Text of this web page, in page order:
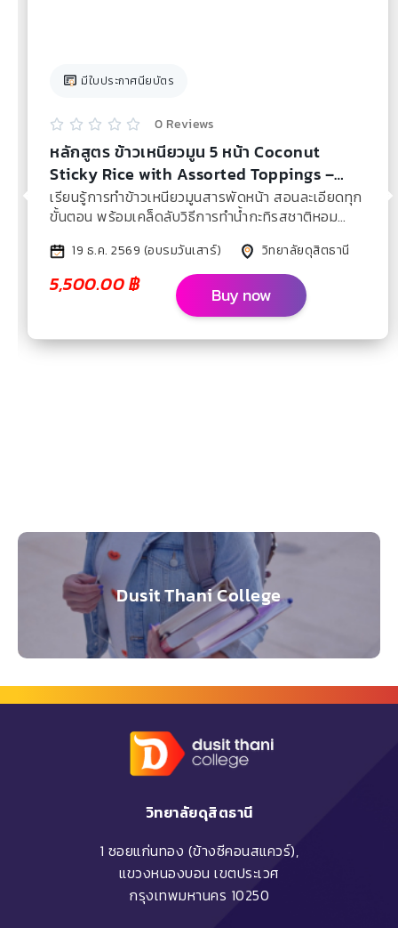
มีใบประกาศนียบัตร
     0 Reviews
หลักสูตร ข้าวเหนียวมูน 5 หน้า Coconut
Sticky Rice with Assorted Toppings –
Dec 2026
เรียนรู้การทำข้าวเหนียวมูนสารพัดหน้า สอนละเอียดทุก
ขั้นตอน พร้อมเคล็ดลับวิธีการทำน้ำกะทิรสชาติหอม
19 ธ.ค. 2569 (อบรมวันเสาร์) วิทยาลัยดุสิตธานี
5,500.00฿ Buy now
Dusit Thani College
วิทยาลัยดุสิตธานี
1 ซอยแก่นทอง (ข้างซีคอนสแควร์),
แขวงหนองบอน เขตประเวศ
กรุงเทพมหานคร 10250